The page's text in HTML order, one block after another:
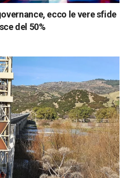
ecco le vere sfide
del 50%